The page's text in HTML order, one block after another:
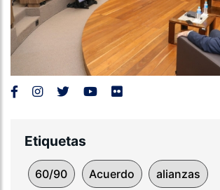
Etiquetas
60/90 Acuerdo alianzas